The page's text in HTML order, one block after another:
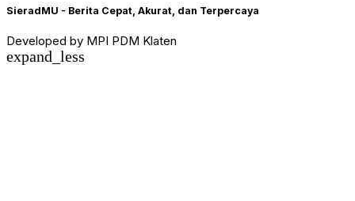
SieradMU - Berita Cepat, Akurat, dan Terpercaya
Developed by MPI PDM Klaten
expand_less